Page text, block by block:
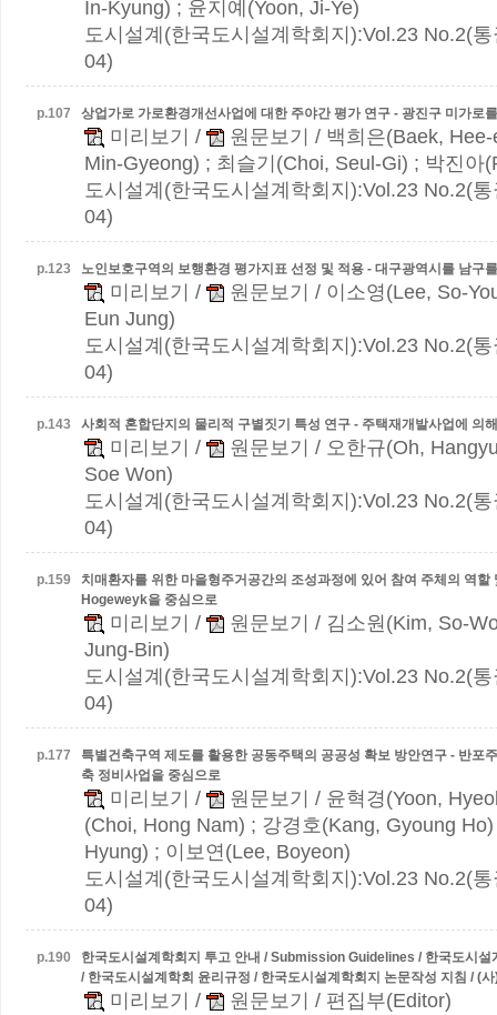
In-Kyung) ; 윤지예(Yoon, Ji-Ye)
도시설계(한국도시설계학회지):Vol.23 No.2(
04)
p.107 상업가로 가로환경개선사업에 대한 주야간 평가 연구 - 광진구 미가로
미리보기 / 원문보기
/ 백희은(Baek,
Min-Gyeong) ; 최슬기(Choi, Seul-Gi) ; 박진아
도시설계(한국도시설계학회지):Vol.23 No.2(
04)
p.123 노인보호구역의 보행환경 평가지표 선정 및 적용 - 대구광역시를 남구
미리보기 / 원문보기
/ 이소영(Lee, So-
Eun Jung)
도시설계(한국도시설계학회지):Vol.23 No.2(
04)
p.143 사회적 혼합단지의 물리적 구별짓기 특성 연구 - 주택재개발사업에 의
미리보기 / 원문보기
/ 오한규(Oh,
Soe Won)
도시설계(한국도시설계학회지):Vol.23 No.2(
04)
p.159
치매환자를 위한 마을형주거공간의 조성과정에 있어 참여 주체의 역할
Hogeweyk을 중심으로
미리보기 / 원문보기
/ 김소원(Kim, So-
Jung-Bin)
도시설계(한국도시설계학회지):Vol.23 No.2(
04)
p.177
특별건축구역 제도를 활용한 공동주택의 공공성 확보 방안연구 - 반포
축 정비사업을 중심으로
미리보기 / 원문보기
/ 윤혁경(Yoon,
(Choi, Hong Nam) ; 강경호(Kang, Gyoung
Hyung) ; 이보연(Lee, Boyeon)
도시설계(한국도시설계학회지):Vol.23 No.2(
04)
p.190
한국도시설계학회지 투고 안내 / Submission Guidelines / 한국도시설
/ 한국도시설계학회 윤리규정 / 한국도시설계학회지 논문작성 지침 / (
미리보기 / 원문보기
/ 편집부(Editor)